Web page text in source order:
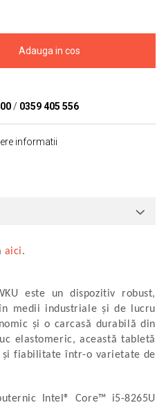
Adauga in cos
/ 0359 405 556
informatii
aici.
este un dispozitiv robust,
medii industriale și de lucru
și o carcasă durabilă din
elastomeric, această tabletă
fiabilitate într-o varietate de
Intel® Core™ i5-8265U